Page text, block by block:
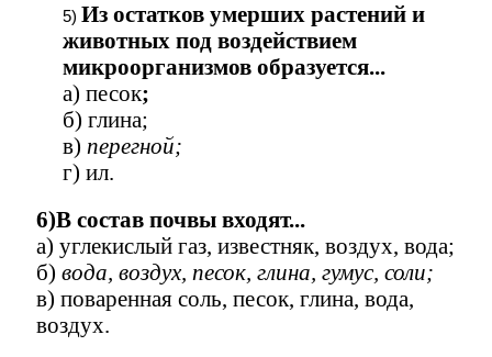
Из остатков умерших растений и
животных под воздействием
микроорганизмов образуется...
а) песок;
б) глина;
в)перегной;
г) ил.
6)В состав почвы входят...
а) углекислый газ, известняк, воздух, вода;
б)вода, воздух, песок, глина, гумус, соли;
в) поваренная соль, песок, глина, вода,
воздух.